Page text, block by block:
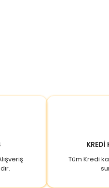
KREDİ
Tüm Kredi